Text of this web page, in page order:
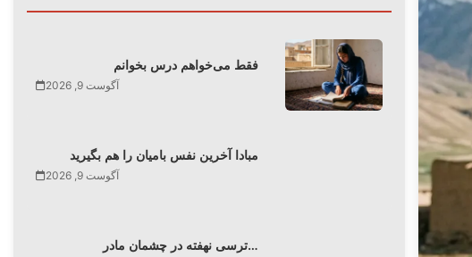
فقط می‌‌خواهم درس بخوانم
آگوست 9, 2026
مبادا آخرین نفس بامیان را هم بگیرید
آگوست 9, 2026
ترسی نهفته در چشمان مادر…